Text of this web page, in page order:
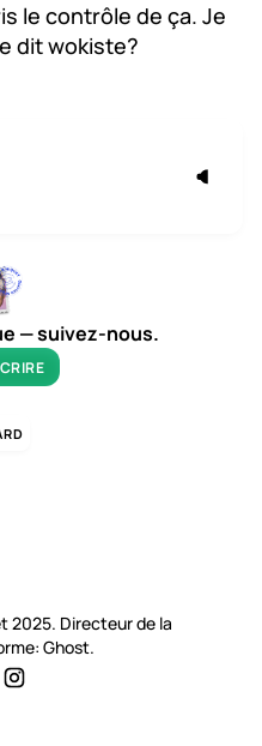
le contrôle de ça. Je
dit wokiste?
— suivez-nous.
2025. Directeur de la
Ghost.